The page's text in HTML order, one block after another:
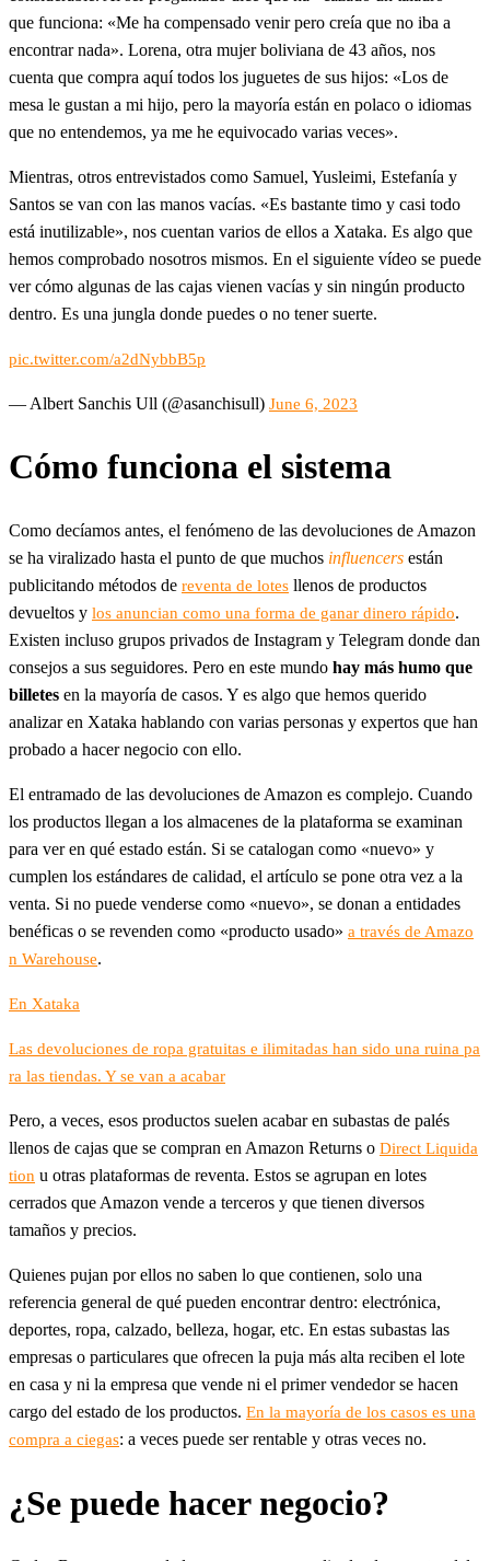
que funciona: «Me ha compensado venir pero creía que no iba a
encontrar nada». Lorena, otra mujer boliviana de 43 años, nos
cuenta que compra aquí todos los juguetes de sus hijos: «Los de
mesa le gustan a mi hijo, pero la mayoría están en polaco o idiomas
que no entendemos, ya me he equivocado varias veces».
Mientras, otros entrevistados como Samuel, Yusleimi, Estefanía y
Santos se van con las manos vacías. «Es bastante timo y casi todo
está inutilizable», nos cuentan varios de ellos a Xataka. Es algo que
hemos comprobado nosotros mismos. En el siguiente vídeo se puede
ver cómo algunas de las cajas vienen vacías y sin ningún producto
dentro. Es una jungla donde puedes o no tener suerte.
pic.twitter.com/a2dNybbB5p
— Albert Sanchis Ull (@asanchisull) June 6, 2023
Cómo funciona el sistema
Como decíamos antes, el fenómeno de las devoluciones de Amazon
se ha viralizado hasta el punto de que muchos influencers están
publicitando métodos de reventa de lotes llenos de productos
devueltos y los anuncian como una forma de ganar dinero rápido.
Existen incluso grupos privados de Instagram y Telegram donde dan
consejos a sus seguidores. Pero en este mundo hay más humo que
billetes en la mayoría de casos. Y es algo que hemos querido
analizar en Xataka hablando con varias personas y expertos que han
probado a hacer negocio con ello.
El entramado de las devoluciones de Amazon es complejo. Cuando
los productos llegan a los almacenes de la plataforma se examinan
para ver en qué estado están. Si se catalogan como «nuevo» y
cumplen los estándares de calidad, el artículo se pone otra vez a la
venta. Si no puede venderse como «nuevo», se donan a entidades
benéficas o se revenden como «producto usado» a través de Amazo
n Warehouse.
En Xataka
Las devoluciones de ropa gratuitas e ilimitadas han sido una ruina pa
ra las tiendas. Y se van a acabar
Pero, a veces, esos productos suelen acabar en subastas de palés
llenos de cajas que se compran en Amazon Returns o Direct Liquida
tion u otras plataformas de reventa. Estos se agrupan en lotes
cerrados que Amazon vende a terceros y que tienen diversos
tamaños y precios.
Quienes pujan por ellos no saben lo que contienen, solo una
referencia general de qué pueden encontrar dentro: electrónica,
deportes, ropa, calzado, belleza, hogar, etc. En estas subastas las
empresas o particulares que ofrecen la puja más alta reciben el lote
en casa y ni la empresa que vende ni el primer vendedor se hacen
cargo del estado de los productos. En la mayoría de los casos es una
compra a ciegas: a veces puede ser rentable y otras veces no.
¿Se puede hacer negocio?